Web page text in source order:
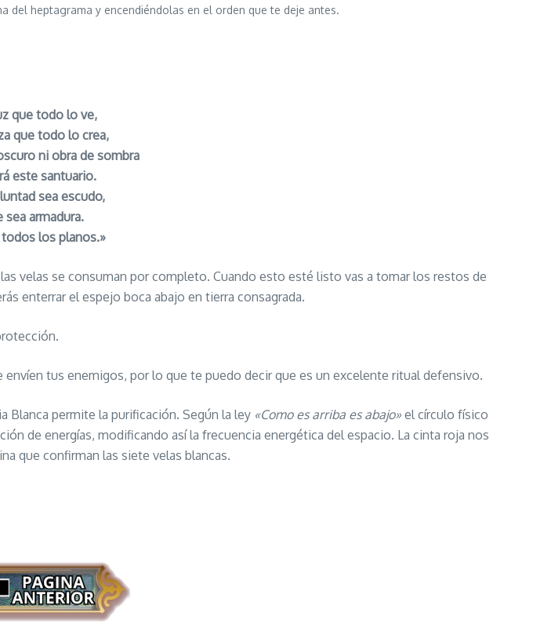
del heptagrama y encendiéndolas en el orden que te deje antes.
que todo lo ve,
que todo lo crea,
ni obra de sombra
este santuario.
sea escudo,
sea armadura.
todos los planos.»
velas se consuman por completo. Cuando esto esté listo vas a tomar los restos de
enterrar el espejo boca abajo en tierra consagrada.
tus enemigos, por lo que te puedo decir que es un excelente ritual defensivo.
Blanca permite la purificación. Según la ley «Como es arriba es abajo» el círculo físico
de energías, modificando así la frecuencia energética del espacio. La cinta roja nos
que confirman las siete velas blancas.